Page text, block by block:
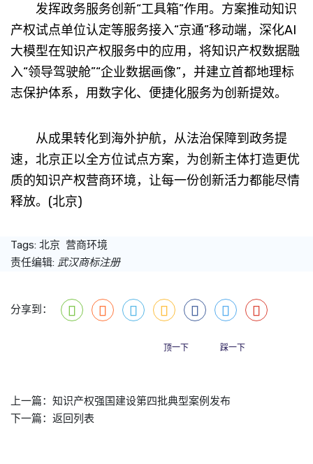
发挥政务服务创新“工具箱”作用。方案推动知识
产权试点单位认定等服务接入“京通”移动端，深化AI
大模型在知识产权服务中的应用，将知识产权数据融
入“领导驾驶舱”“企业数据画像”，并建立首都地理标
志保护体系，用数字化、便捷化服务为创新提效。
从成果转化到海外护航，从法治保障到政务提
速，北京正以全方位试点方案，为创新主体打造更优
质的知识产权营商环境，让每一份创新活力都能尽情
释放。(北京)
Tags: 北京 营商环境
责任编辑: 武汉商标注册
分享到：
顶一下 踩一下
上一篇： 知识产权强国建设第四批典型案例发布
下一篇： 返回列表